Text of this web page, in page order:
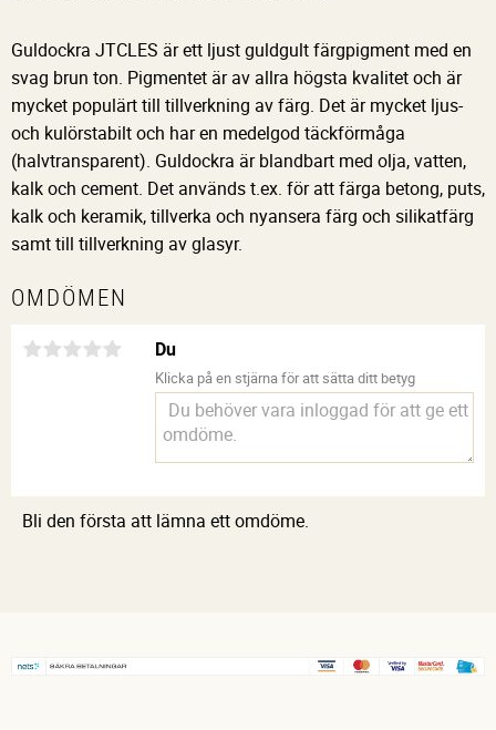
Guldockra JTCLES är ett ljust guldgult färgpigment med en
svag brun ton. Pigmentet är av allra högsta kvalitet och är
mycket populärt till tillverkning av färg. Det är mycket ljus-
och kulörstabilt och har en medelgod täckförmåga
(halvtransparent). Guldockra är blandbart med olja, vatten,
kalk och cement. Det används t.ex. för att färga betong, puts,
kalk och keramik, tillverka och nyansera färg och silikatfärg
samt till tillverkning av glasyr.
OMDÖMEN
Du
Klicka på en stjärna för att sätta ditt betyg
Bli den första att lämna ett omdöme.